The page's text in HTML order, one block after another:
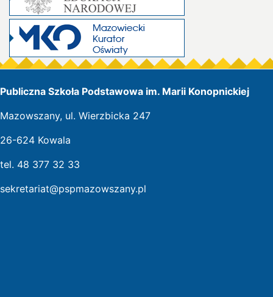
Publiczna Szkoła Podstawowa im. Marii Konopnickiej
Mazowszany, ul. Wierzbicka 247
26-624 Kowala
tel. 48 377 32 33
sekretariat@pspmazowszany.pl